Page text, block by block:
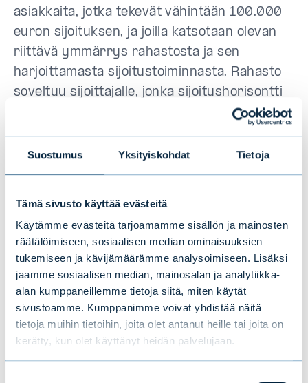
Suostumus Yksityiskohdat Tietoja
Tämä sivusto käyttää evästeitä
Käytämme evästeitä tarjoamamme sisällön ja mainosten
räätälöimiseen, sosiaalisen median ominaisuuksien
tukemiseen ja kävijämäärämme analysoimiseen. Lisäksi
jaamme sosiaalisen median, mainosalan ja analytiikka-
alan kumppaneillemme tietoja siitä, miten käytät
sivustoamme. Kumppanimme voivat yhdistää näitä
tietoja muihin tietoihin, joita olet antanut heille tai joita on
kerätty, kun olet käyttänyt heidän palvelujaan.
asiakkaita, jotka tekevät vähintään 100.000
euron sijoituksen, ja joilla katsotaan olevan
riittävä ymmärrys rahastosta ja sen
harjoittamasta sijoitustoiminnasta. Rahasto
soveltuu sijoittajalle, jonka sijoitushorisontti
omaisuusluokkien ulkopuolelle.
pääsääntöisesti vaihtuvakorkoisia, mikä on
erittäin kiinnostavaa erityisesti nousevien
korkojen ympäristössä. Omaisuusluokka on
myös voimakkaasti kasvava, joten sekä
sijoittajat että toisaalta rahoitusta
tarvitsevat yhtiöt omaksuvat
omaisuusluokan toimintatapaa enemmän ja
enemmän, jolloin sijoitusmahdollisuuksien